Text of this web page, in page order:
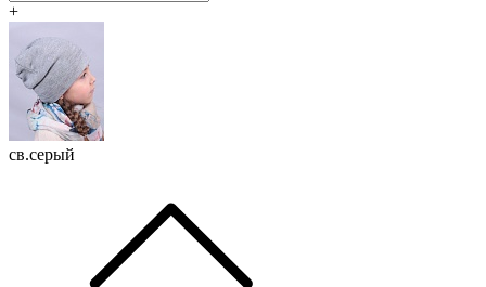
+
св.серый